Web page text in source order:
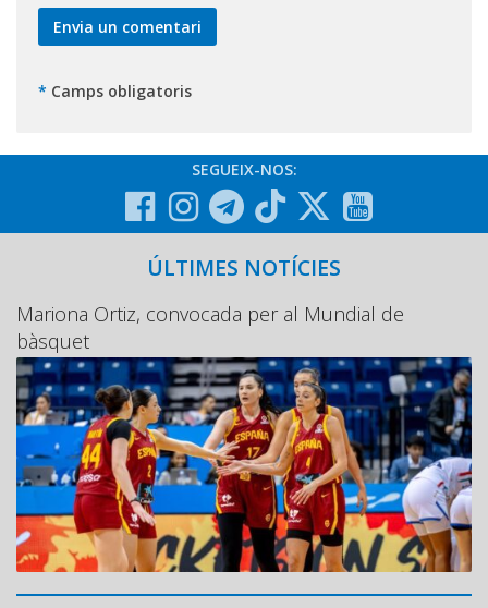
* Camps obligatoris
SEGUEIX-NOS:
ÚLTIMES NOTÍCIES
Mariona Ortiz, convocada per al Mundial de
bàsquet